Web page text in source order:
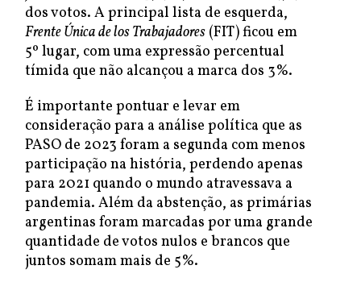
dos votos. A principal lista de esquerda,
Frente Única de los Trabajadores (FIT) ficou em
5º lugar, com uma expressão percentual
tímida que não alcançou a marca dos 3%.
É importante pontuar e levar em
consideração para a análise política que as
PASO de 2023 foram a segunda com menos
participação na história, perdendo apenas
para 2021 quando o mundo atravessava a
pandemia. Além da abstenção, as primárias
argentinas foram marcadas por uma grande
quantidade de votos nulos e brancos que
juntos somam mais de 5%.